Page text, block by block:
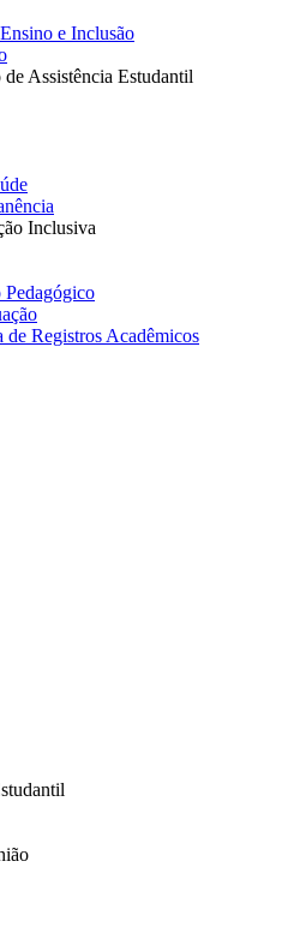
e Inclusão
Assistência Estudantil
Inclusiva
de Registros Acadêmicos